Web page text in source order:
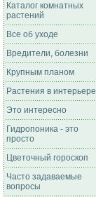
Каталог комнатных
растений
Все об уходе
Вредители, болезни
Крупным планом
Растения в интерьере
Это интересно
Гидропоника - это
просто
Цветочный гороскоп
Часто задаваемые
вопросы